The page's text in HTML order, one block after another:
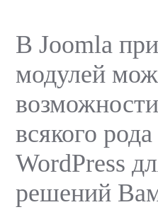
В Joomla
модулей
всякого
WordPress
решений